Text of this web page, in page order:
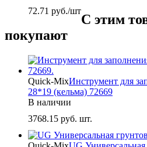
72.71 руб./шт
С этим
покупают
Quick-MixИнструмент для
28*19 (кельма) 72669
В наличии
3768.15 руб. шт.